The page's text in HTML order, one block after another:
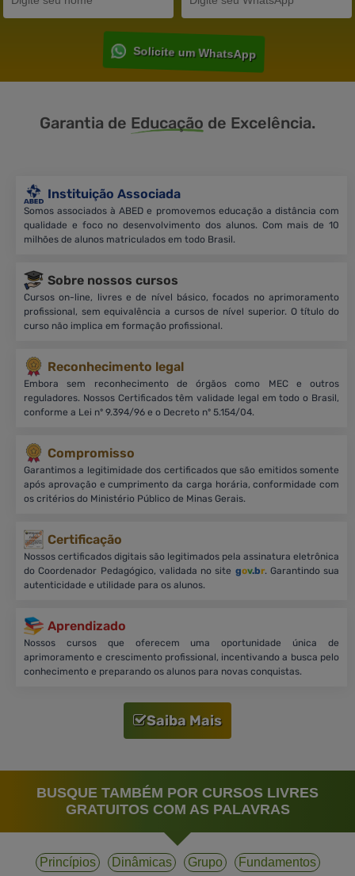
Solicite um WhatsApp
Garantia de Educação de Excelência.
Instituição Associada
Somos associados à ABED e promovemos educação a distância com
qualidade e foco no desenvolvimento dos alunos. Com mais de 10
milhões de alunos matriculados em todo Brasil.
Sobre nossos cursos
Cursos on-line, livres e de nível básico, focados no aprimoramento
profissional, sem equivalência a cursos de nível superior. O título do
curso não implica em formação profissional.
Reconhecimento legal
Embora sem reconhecimento de órgãos como MEC e outros
reguladores. Nossos Certificados têm validade legal em todo o Brasil,
conforme a Lei nº 9.394/96 e o Decreto nº 5.154/04.
Compromisso
Garantimos a legitimidade dos certificados que são emitidos somente
após aprovação e cumprimento da carga horária, conformidade com
os critérios do Ministério Público de Minas Gerais.
Certificação
Nossos certificados digitais são legitimados pela assinatura eletrônica
do Coordenador Pedagógico, validada no site gov.br. Garantindo sua
autenticidade e utilidade para os alunos.
Aprendizado
Nossos cursos que oferecem uma oportunidade única de
aprimoramento e crescimento profissional, incentivando a busca pelo
conhecimento e preparando os alunos para novas conquistas.
Saiba Mais
BUSQUE TAMBÉM POR CURSOS LIVRES
GRATUITOS COM AS PALAVRAS
Princípios Dinâmicas Grupo
Fundamentos